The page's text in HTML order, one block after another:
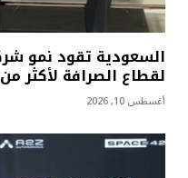
لقطاع الصرافة لأكثر من 10 دول
أغسطس 10, 2026